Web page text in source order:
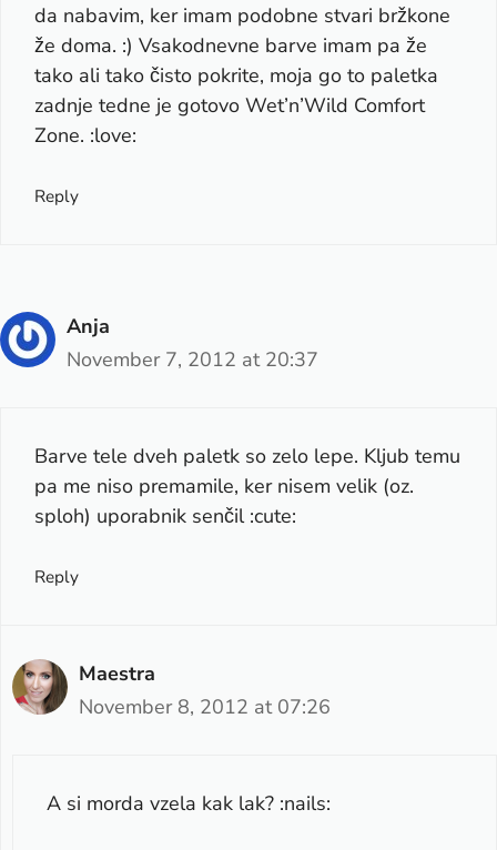
da nabavim, ker imam podobne stvari bržkone
že doma. :) Vsakodnevne barve imam pa že
tako ali tako čisto pokrite, moja go to paletka
zadnje tedne je gotovo Wet’n’Wild Comfort
Zone. :love:
Reply
Anja
November 7, 2012 at 20:37
Barve tele dveh paletk so zelo lepe. Kljub temu
pa me niso premamile, ker nisem velik (oz.
sploh) uporabnik senčil :cute:
Reply
Maestra
November 8, 2012 at 07:26
A si morda vzela kak lak? :nails: